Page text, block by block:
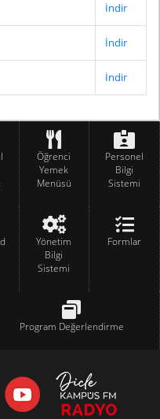
İndir
İndir
İndir
Öğrenci
Yemek
Menüsü
Personel
Bilgi
Sistemi
Yönetim
Bilgi
Sistemi
Formlar
Program Değerlendirme